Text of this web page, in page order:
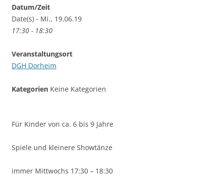
Datum/Zeit
Date(s) - Mi., 19.06.19
17:30 - 18:30
Veranstaltungsort
DGH Dorheim
Kategorien Keine Kategorien
Für Kinder von ca. 6 bis 9 Jahre
Spiele und kleinere Showtänze
immer Mittwochs 17:30 – 18:30